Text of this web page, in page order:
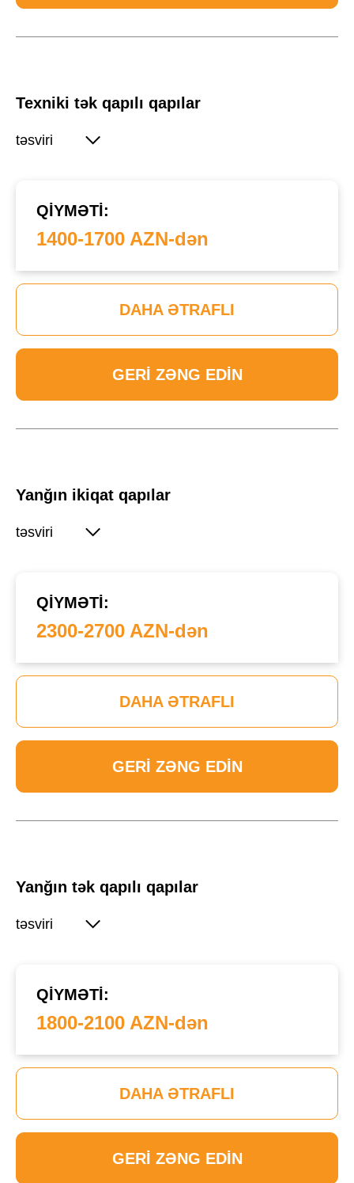
Texniki tək qapılı qapılar
təsviri
QIYMƏTI:
1400-1700 AZN-dən
DAHA ƏTRAFLI
GERI ZƏNG EDIN
Yanğın ikiqat qapılar
təsviri
QIYMƏTI:
2300-2700 AZN-dən
DAHA ƏTRAFLI
GERI ZƏNG EDIN
Yanğın tək qapılı qapılar
təsviri
QIYMƏTI:
1800-2100 AZN-dən
DAHA ƏTRAFLI
GERI ZƏNG EDIN